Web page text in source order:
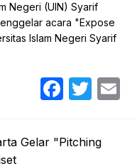
Negeri (UIN) Syarif
acara "Expose
Islam Negeri Syarif